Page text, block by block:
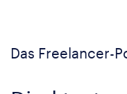
Das Freelancer-